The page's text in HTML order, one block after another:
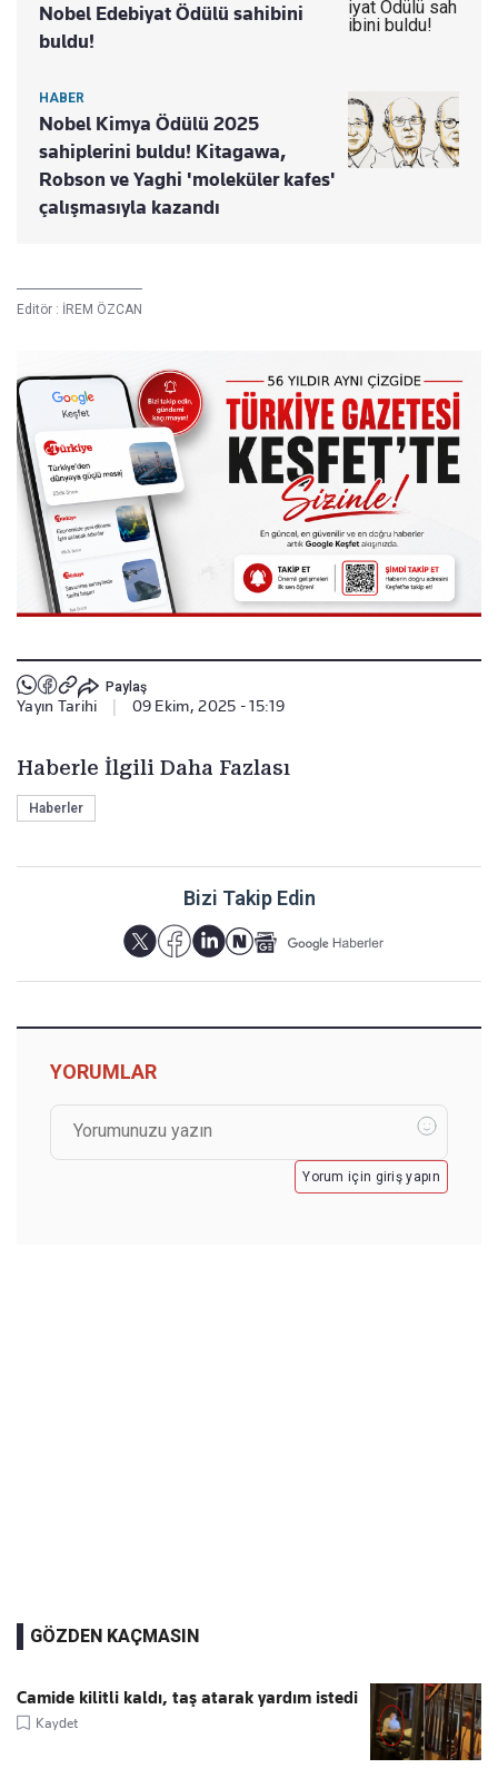
Nobel Edebiyat Ödülü sahibini
buldu!
HABER
Nobel Kimya Ödülü 2025
sahiplerini buldu! Kitagawa,
Robson ve Yaghi 'moleküler kafes'
çalışmasıyla kazandı
Editör : İREM ÖZCAN
Paylaş
Yayın Tarihi 09 Ekim, 2025 - 15:19
Haberle İlgili Daha Fazlası
Haberler
Bizi Takip Edin
YORUMLAR
Yorum için giriş yapın
GÖZDEN KAÇMASIN
Camide kilitli kaldı, taş atarak yardım istedi
Kaydet